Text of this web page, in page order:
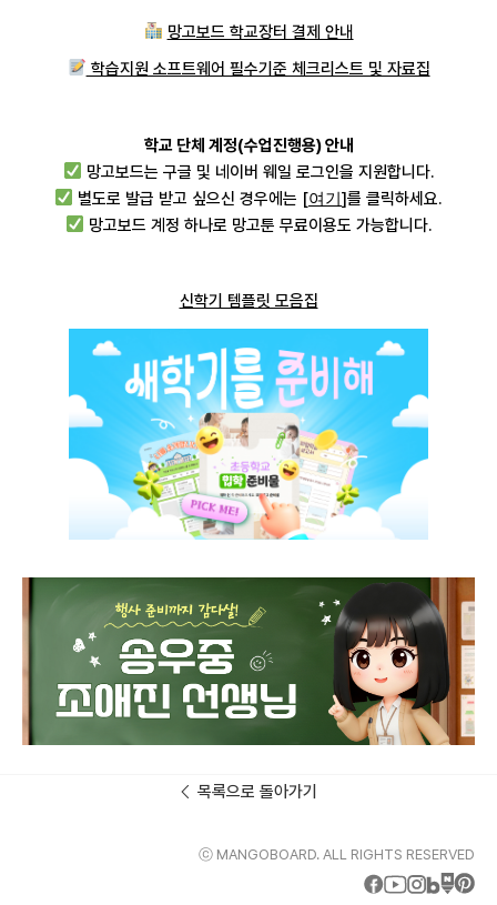
망고보드 학교장터 결제 안내
학습지원 소프트웨어 필수기준 체크리스트 및 자료집
학교 단체 계정(수업진행용) 안내
망고보드는 구글 및 네이버 웨일 로그인을 지원합니다.
별도로 발급 받고 싶으신 경우에는 [여기]를 클릭하세요.
망고보드 계정 하나로 망고툰 무료이용도 가능합니다.
신학기 템플릿 모음집
목록으로 돌아가기
ⓒ MANGOBOARD. ALL RIGHTS RESERVED